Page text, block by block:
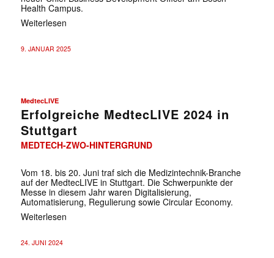
Health Campus.
Weiterlesen
9. JANUAR 2025
MedtecLIVE
Erfolgreiche MedtecLIVE 2024 in
Stuttgart
MEDTECH-ZWO-HINTERGRUND
Vom 18. bis 20. Juni traf sich die Medizintechnik-Branche
auf der MedtecLIVE in Stuttgart. Die Schwerpunkte der
Messe in diesem Jahr waren Digitalisierung,
Automatisierung, Regulierung sowie Circular Economy.
Weiterlesen
24. JUNI 2024